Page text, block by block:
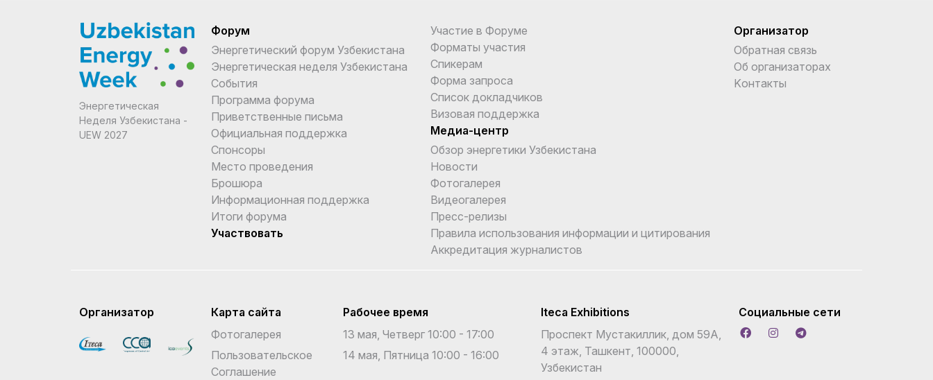
Энергетическая
Неделя Узбекистана -
UEW 2027
Форум
Энергетический форум Узбекистана
Энергетическая неделя Узбекистана
События
Программа форума
Приветственные письма
Официальная поддержка
Спонсоры
Место проведения
Брошюра
Информационная поддержка
Итоги форума
Участвовать
Участие в Форуме
Форматы участия
Спикерам
Форма запроса
Список докладчиков
Визовая поддержка
Медиа-центр
Обзор энергетики Узбекистана
Новости
Фотогалерея
Видеогалерея
Пресс-релизы
Правила использования информации и цитирования
Аккредитация журналистов
Организатор
Обратная связь
Об организаторах
Kонтакты
Организатор
Карта сайта
Фотогалерея
Пользовательское
Соглашение
Рабочее время
13 мая, Четверг 10:00 - 17:00
14 мая, Пятница 10:00 - 16:00
Iteca Exhibitions
Проспект Мустакиллик, дом 59А,
4 этаж, Ташкент, 100000,
Узбекистан
Социальные сети